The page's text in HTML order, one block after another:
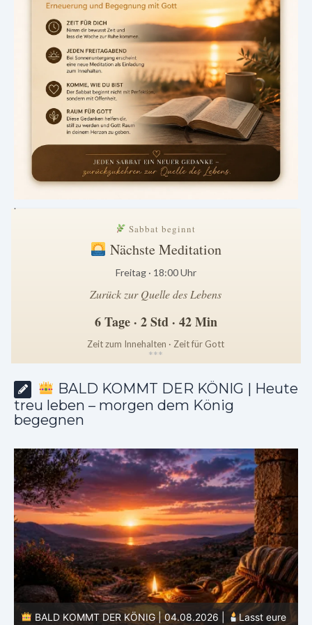
.
Sabbat beginnt
Nächste Meditation
Freitag · 18:00 Uhr
Zurück zur Quelle des Lebens
6 Tage · 2 Std · 42 Min
Zeit zum Innehalten · Zeit für Gott
***
BALD KOMMT DER KÖNIG | Heute
treu leben – morgen dem König
begegnen
BALD KOMMT DER KÖNIG | 03.08.2026 |
Ein reines